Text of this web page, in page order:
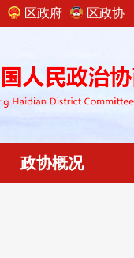
区政府 区政协
政协概况